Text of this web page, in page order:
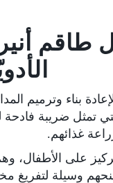
طاقم
لإعادة بناء وترميم
تمثل ضريبة فادحة
غذائهم.
على
وسيلة